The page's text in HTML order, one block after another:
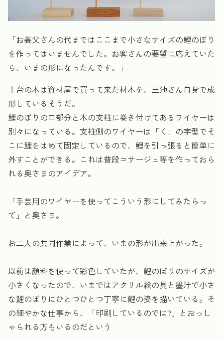
「お義父さんの代まではここまで小さなサイズの鯉のぼり
を作ってはいませんでした。お客さんの要望に応えていた
ら、いまの形になったんです。」
土台の木は資材屋で買って来た材木を、三池さん自身で成
形しているそうだ。
鯉のぼりの口部分と木の支柱に巻き付けてあるワイヤーは
別々になっている。支柱側のワイヤーは「く」の字型でそ
こに鯉をはめて固定しているので、鯉を引っ張ると簡単に
外すことができる。これは普段コサージュ等を作っておら
れる奥さまのアイデア。
「手芸用のワイヤーを使ってこういう形にしてみたらっ
て」と奥さま。
お二人の共同作業によって、いまの形が出来上がった。
以前は顔料を使って彩色していたが、鯉のぼりのサイズが
小さくなったので、いまではアクリル絵の具と墨汁で小さ
な鯉のぼりにひとつひとつ丁寧に鯉の姿を描いている。そ
の細やかな仕事から、「印刷しているのでは?」とおっし
ゃられる方もいるのだという